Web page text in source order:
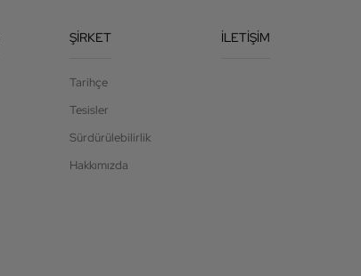
ŞIRKET
Tarihçe
Tesisler
Sürdürülebilirlik
Hakkımızda
İLETIŞIM